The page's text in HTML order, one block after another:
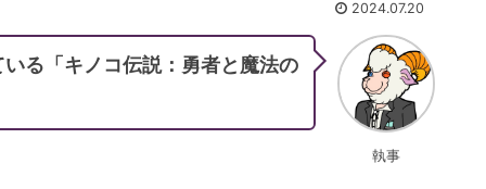
2024.07.20
執事
る「キノコ伝説：勇者と魔法の